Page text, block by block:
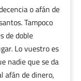
o afán de
Tampoco
de doble
Lo vuestro es
nadie que se da
afán de dinero,